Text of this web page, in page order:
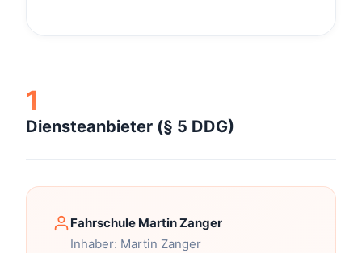
1
Diensteanbieter (§ 5 DDG)
Fahrschule Martin Zanger
Inhaber: Martin Zanger